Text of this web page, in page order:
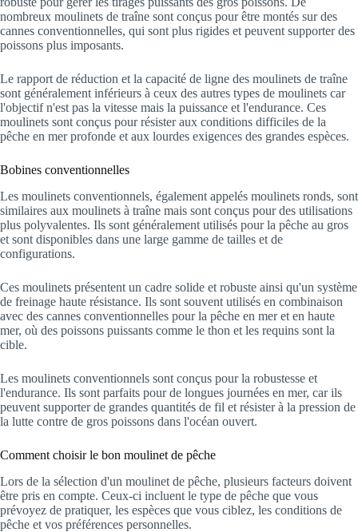
nombreux moulinets de traîne sont conçus pour être montés sur des
cannes conventionnelles, qui sont plus rigides et peuvent supporter des
poissons plus imposants.
Le rapport de réduction et la capacité de ligne des moulinets de traîne
sont généralement inférieurs à ceux des autres types de moulinets car
l'objectif n'est pas la vitesse mais la puissance et l'endurance. Ces
moulinets sont conçus pour résister aux conditions difficiles de la
pêche en mer profonde et aux lourdes exigences des grandes espèces.
Bobines conventionnelles
Les moulinets conventionnels, également appelés moulinets ronds, sont
similaires aux moulinets à traîne mais sont conçus pour des utilisations
plus polyvalentes. Ils sont généralement utilisés pour la pêche au gros
et sont disponibles dans une large gamme de tailles et de
configurations.
Ces moulinets présentent un cadre solide et robuste ainsi qu'un système
de freinage haute résistance. Ils sont souvent utilisés en combinaison
avec des cannes conventionnelles pour la pêche en mer et en haute
mer, où des poissons puissants comme le thon et les requins sont la
cible.
Les moulinets conventionnels sont conçus pour la robustesse et
l'endurance. Ils sont parfaits pour de longues journées en mer, car ils
peuvent supporter de grandes quantités de fil et résister à la pression de
la lutte contre de gros poissons dans l'océan ouvert.
Comment choisir le bon moulinet de pêche
Lors de la sélection d'un moulinet de pêche, plusieurs facteurs doivent
être pris en compte. Ceux-ci incluent le type de pêche que vous
prévoyez de pratiquer, les espèces que vous ciblez, les conditions de
pêche et vos préférences personnelles.